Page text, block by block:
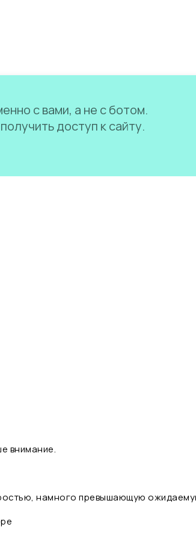
с вами, а не с ботом.
доступ к сайту.
внимание.
намного превышающую